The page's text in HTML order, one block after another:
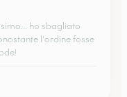
ho sbagliato
l'ordine fosse